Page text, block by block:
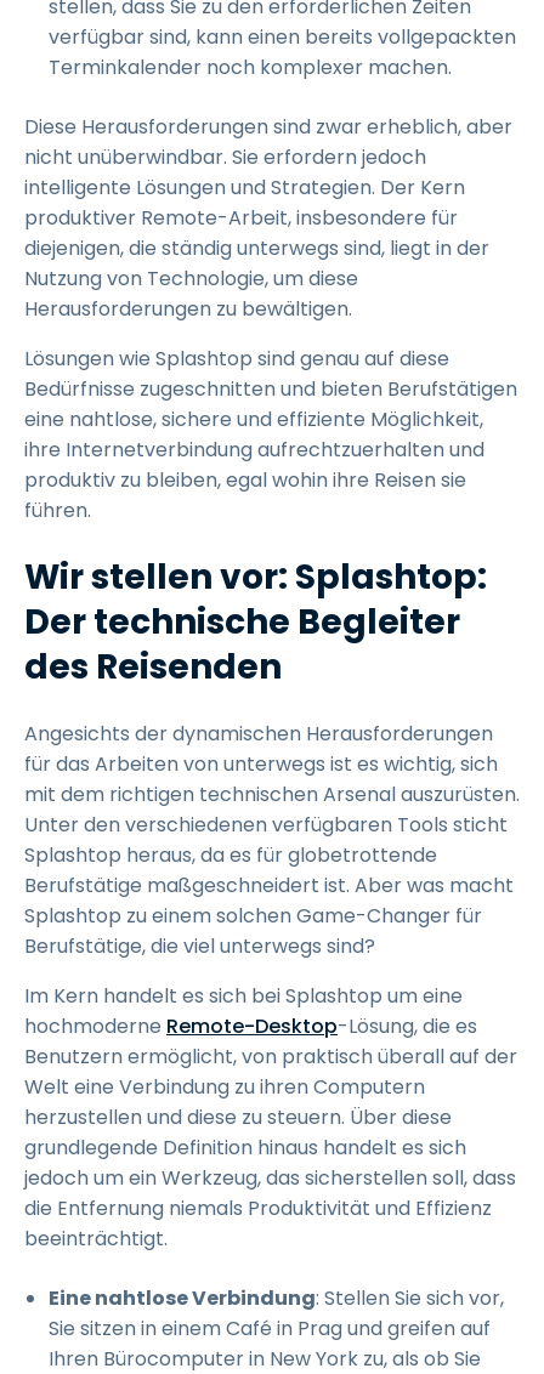
stellen, dass Sie zu den erforderlichen Zeiten
verfügbar sind, kann einen bereits vollgepackten
Terminkalender noch komplexer machen.
Diese Herausforderungen sind zwar erheblich, aber
nicht unüberwindbar. Sie erfordern jedoch
intelligente Lösungen und Strategien. Der Kern
produktiver Remote-Arbeit, insbesondere für
diejenigen, die ständig unterwegs sind, liegt in der
Nutzung von Technologie, um diese
Herausforderungen zu bewältigen.
Lösungen wie Splashtop sind genau auf diese
Bedürfnisse zugeschnitten und bieten Berufstätigen
eine nahtlose, sichere und effiziente Möglichkeit,
ihre Internetverbindung aufrechtzuerhalten und
produktiv zu bleiben, egal wohin ihre Reisen sie
führen.
Wir stellen vor: Splashtop:
Der technische Begleiter
des Reisenden
Angesichts der dynamischen Herausforderungen
für das Arbeiten von unterwegs ist es wichtig, sich
mit dem richtigen technischen Arsenal auszurüsten.
Unter den verschiedenen verfügbaren Tools sticht
Splashtop heraus, da es für globetrottende
Berufstätige maßgeschneidert ist. Aber was macht
Splashtop zu einem solchen Game-Changer für
Berufstätige, die viel unterwegs sind?
Im Kern handelt es sich bei Splashtop um eine
hochmoderne Remote-Desktop-Lösung, die es
Benutzern ermöglicht, von praktisch überall auf der
Welt eine Verbindung zu ihren Computern
herzustellen und diese zu steuern. Über diese
grundlegende Definition hinaus handelt es sich
jedoch um ein Werkzeug, das sicherstellen soll, dass
die Entfernung niemals Produktivität und Effizienz
beeinträchtigt.
Eine nahtlose Verbindung: Stellen Sie sich vor,
Sie sitzen in einem Café in Prag und greifen auf
Ihren Bürocomputer in New York zu, als ob Sie